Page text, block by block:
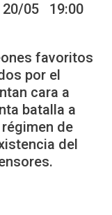
05 19:00
favoritos
por el
cara a
batalla a
de
del